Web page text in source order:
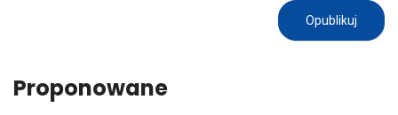
Proponowane